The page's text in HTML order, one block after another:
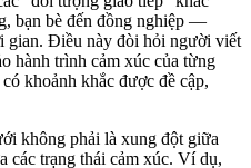
bạn bè đến đồng nghiệp —
gian. Điều này đòi hỏi người viết
hành trình cảm xúc của từng
khoảnh khắc được đề cập,
không phải là xung đột giữa
các trạng thái cảm xúc. Ví dụ,